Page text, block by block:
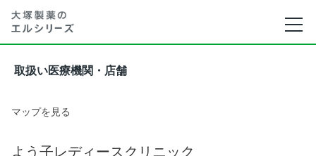
取扱い医療機関・店舗
マップを見る
よう子レディースクリニック